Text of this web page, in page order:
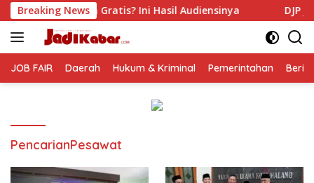
Langsung
ke
konten
Breaking News
Ini Hasil Audiensinya DJP Jawa Timur Gandeng
JOB FAIR Daerah Hukum & Kriminal Pemerintahan
PencarianPesawat